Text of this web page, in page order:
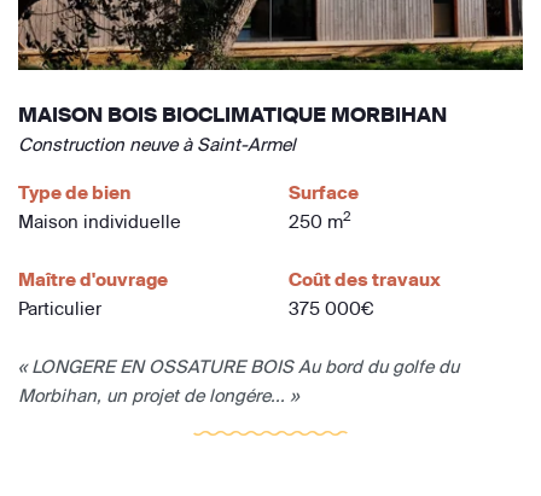
MAISON BOIS BIOCLIMATIQUE MORBIHAN
Construction neuve à Saint-Armel
Type de bien
Maison individuelle
Surface
250 m2
Maître d'ouvrage
Particulier
Coût des travaux
375 000€
« LONGERE EN OSSATURE BOIS Au bord du golfe du
Morbihan, un projet de longére... »